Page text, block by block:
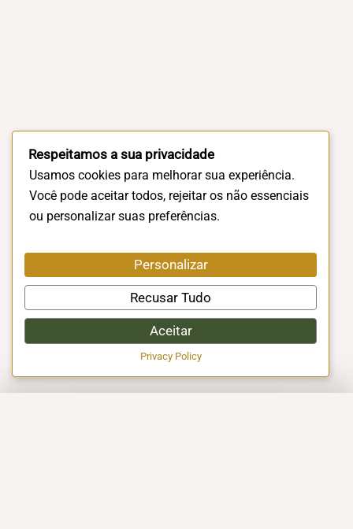
Respeitamos a sua privacidade
Usamos cookies para melhorar sua experiência.
Você pode aceitar todos, rejeitar os não essenciais
ou personalizar suas preferências.
Personalizar
Recusar Tudo
Aceitar
Privacy Policy